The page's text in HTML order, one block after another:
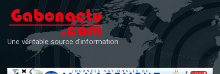
content
Une véritable source d'information